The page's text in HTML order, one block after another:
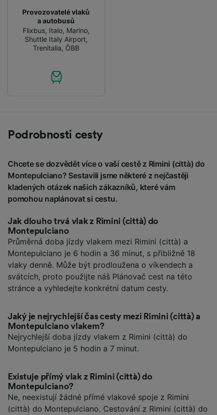
Provozovatelé vlaků
a autobusů
Flixbus, Italo, Marino,
Shuttle Italy Airport,
Trenitalia, ÖBB
Podrobnosti cesty
Chcete se dozvědět více o vaší cestě z Rimini (città) do
Montepulciano? Sestavili jsme některé z nejčastěji
kladených otázek našich zákazníků, které vám
pomohou naplánovat si cestu.
Jak dlouho trvá vlak z Rimini (città) do
Montepulciano
Průměrná doba jízdy vlakem mezi Rimini (città) a
Montepulciano je 6 hodin a 36 minut, s přibližně 18
vlaky denně. Může být prodloužena o víkendech a
svátcích, proto použijte náš Plánovač cest na této
stránce a vyhledejte konkrétní datum cesty.
Jaký je nejrychlejší čas cesty mezi Rimini (città) a
Montepulciano vlakem?
Nejrychlejší doba jízdy vlakem z Rimini (città) do
Montepulciano je 5 hodin a 7 minut.
Existuje přímý vlak z Rimini (città) do
Montepulciano?
Ne, neexistují žádné přímé vlakové spoje z Rimini
(città) do Montepulciano. Cestování z Rimini (città) do